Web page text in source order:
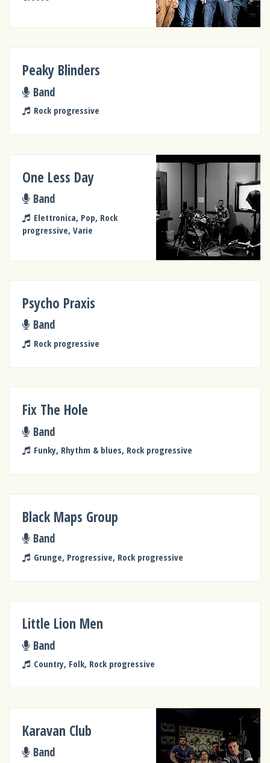
Peaky Blinders
Band
Rock progressive
One Less Day
Band
Elettronica, Pop, Rock
progressive, Varie
Psycho Praxis
Band
Rock progressive
Fix The Hole
Band
Funky, Rhythm & blues, Rock progressive
Black Maps Group
Band
Grunge, Progressive, Rock progressive
Little Lion Men
Band
Country, Folk, Rock progressive
Karavan Club
Band